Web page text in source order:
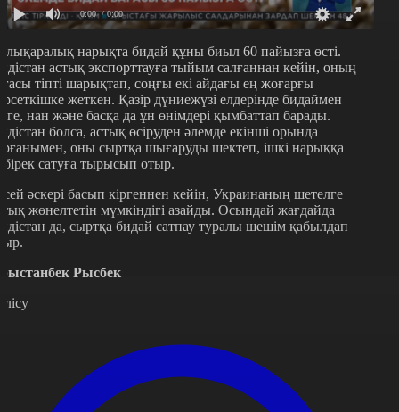
0:00 / 0:00
нарықта бидай құны биыл 60 пайызға өсті.
астық экспорттауға тыйым салғаннан кейін, оның
тіпті шарықтап, соңғы екі айдағы ең жоғарғы
жеткен. Қазір дүниежүзі елдерінде бидаймен
нан және басқа да ұн өнімдері қымбаттап барады.
болса, астық өсіруден әлемде екінші орында
оны сыртқа шығаруды шектеп, ішкі нарыққа
сатуға тырысып отыр.
әскері басып кіргеннен кейін, Украинаның шетелге
жөнелтетін мүмкіндігі азайды. Осындай жағдайда
да, сыртқа бидай сатпау туралы шешім қабылдап
Рысбек